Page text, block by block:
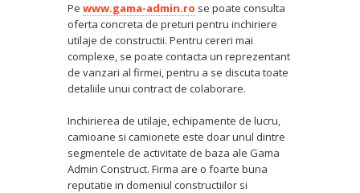
Pe www.gama-admin.ro se poate consulta
oferta concreta de preturi pentru inchiriere
utilaje de constructii. Pentru cereri mai
complexe, se poate contacta un reprezentant
de vanzari al firmei, pentru a se discuta toate
detaliile unui contract de colaborare.
Inchirierea de utilaje, echipamente de lucru,
camioane si camionete este doar unul dintre
segmentele de activitate de baza ale Gama
Admin Construct. Firma are o foarte buna
reputatie in domeniul constructiilor si